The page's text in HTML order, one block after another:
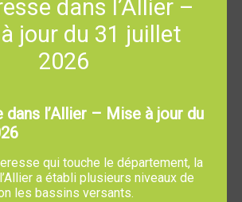
06 63 51 53 12
EDUCATIF
dans l’Allier –
jour du 31 juillet
2026
dans l’Allier – Mise à jour du
qui touche le département, la
a établi plusieurs niveaux de
les bassins versants.